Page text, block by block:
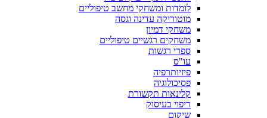
לומדות ומשחקי מחשב טיפוליים
מוטוריקה עדינה וגסה
משחקי דמיון
משחקים רגשיים טיפוליים
ספרי רגשות
עו"ס
פיזיותרפיה
פסיכולוגיה
קלינאות תקשורת
ריפוי בעיסוק
שיקום